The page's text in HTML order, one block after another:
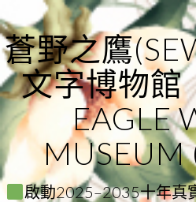
to
content
蒼野之鷹
文字博物館
EAGLE
MUSEUM
啟動2025–2035十年真